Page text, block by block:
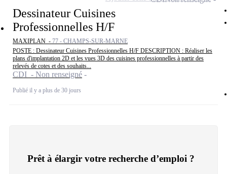
Dessinateur Cuisines
Professionnelles H/F
MAXIPLAN - 77 - CHAMPS-SUR-MARNE
POSTE : Dessinateur Cuisines Professionnelles H/F DESCRIPTION : Réaliser les
plans d'implantation 2D et les vues 3D des cuisines professionnelles à partir des
relevés de cotes et des souhaits...
CDI - Non renseigné
Publié il y a plus de 30 jours
Prêt à élargir votre recherche d’emploi ?